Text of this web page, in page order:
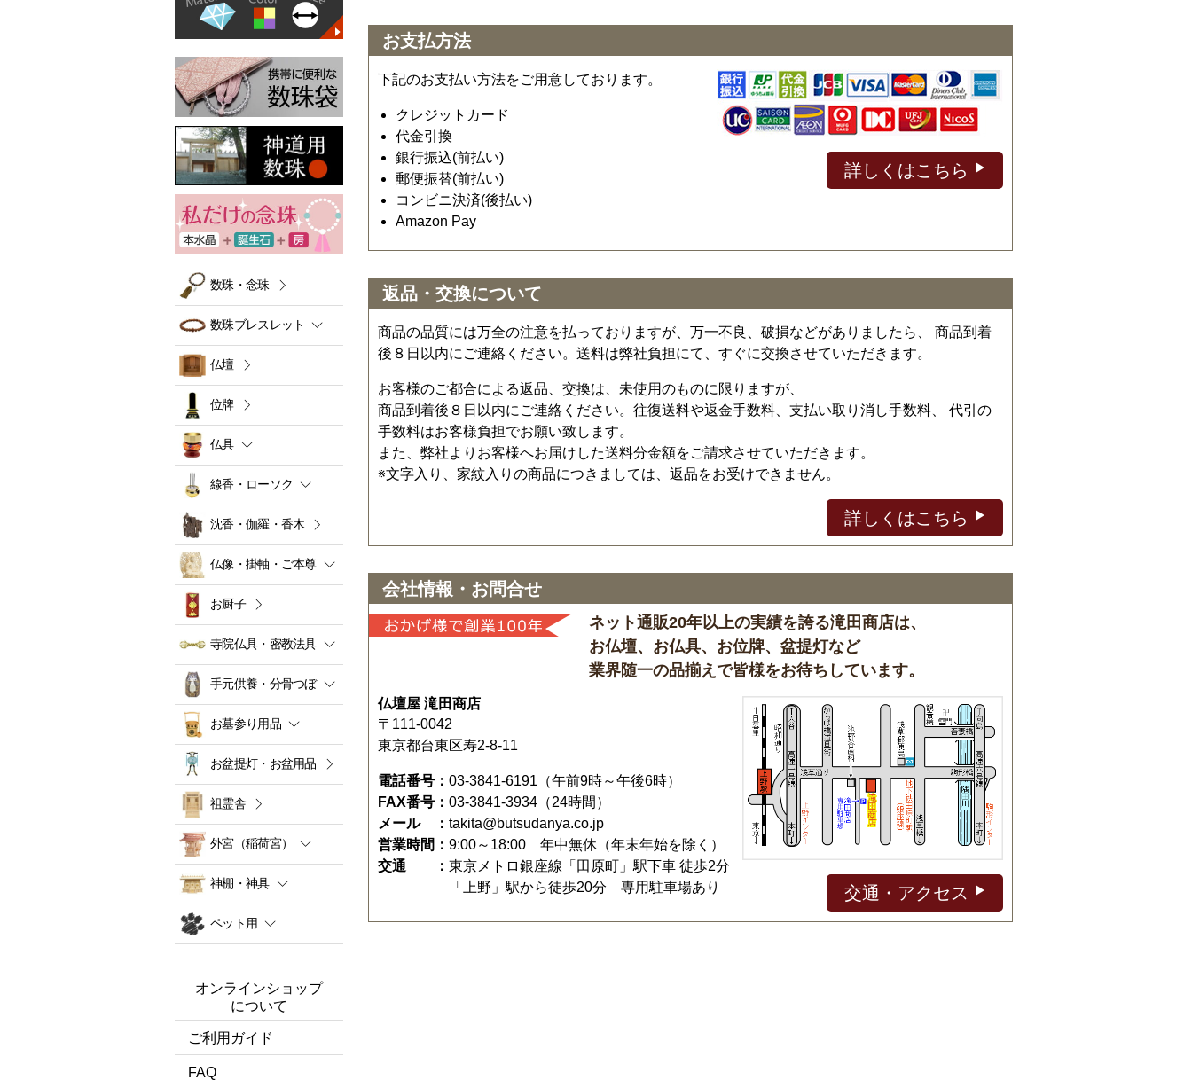
お支払方法
下記のお支払い方法をご用意しております。
クレジットカード
代金引換
銀行振込(前払い)
郵便振替(前払い)
コンビニ決済(後払い)
Amazon Pay
詳しくはこちら
返品・交換について
商品の品質には万全の注意を払っておりますが、万一不良、破損などがありましたら、 商品到着
後８日以内にご連絡ください。送料は弊社負担にて、すぐに交換させていただきます。
お客様のご都合による返品、交換は、未使用のものに限りますが、
商品到着後８日以内にご連絡ください。往復送料や返金手数料、支払い取り消し手数料、 代引の
手数料はお客様負担でお願い致します。
また、弊社よりお客様へお届けした送料分金額をご請求させていただきます。
※文字入り、家紋入りの商品につきましては、返品をお受けできません。
詳しくはこちら
会社情報・お問合せ
ネット通販20年以上の実績を誇る滝田商店は、
お仏壇、お仏具、お位牌、盆提灯など
業界随一の品揃えで皆様をお待ちしています。
仏壇屋 滝田商店
〒111-0042
東京都台東区寿2-8-11
電話番号： 03-3841-6191 （午前9時～午後6時）
FAX番号： 03-3841-3934（24時間）
メール ： takita@butsudanya.co.jp
営業時間： 9:00～18:00 年中無休（年末年始を除く）
交通 ： 東京メトロ銀座線「田原町」駅下車 徒歩2分
「上野」駅から徒歩20分 専用駐車場あり
交通・アクセス
数珠・念珠
数珠ブレスレット
仏壇
位牌
仏具
線香・ローソク
沈香・伽羅・香木
仏像・掛軸・ご本尊
お厨子
寺院仏具・密教法具
手元供養・分骨つぼ
お墓参り用品
お盆提灯・お盆用品
祖霊舎
外宮（稲荷宮）
神棚・神具
ペット用
オンラインショップ
について
ご利用ガイド
FAQ